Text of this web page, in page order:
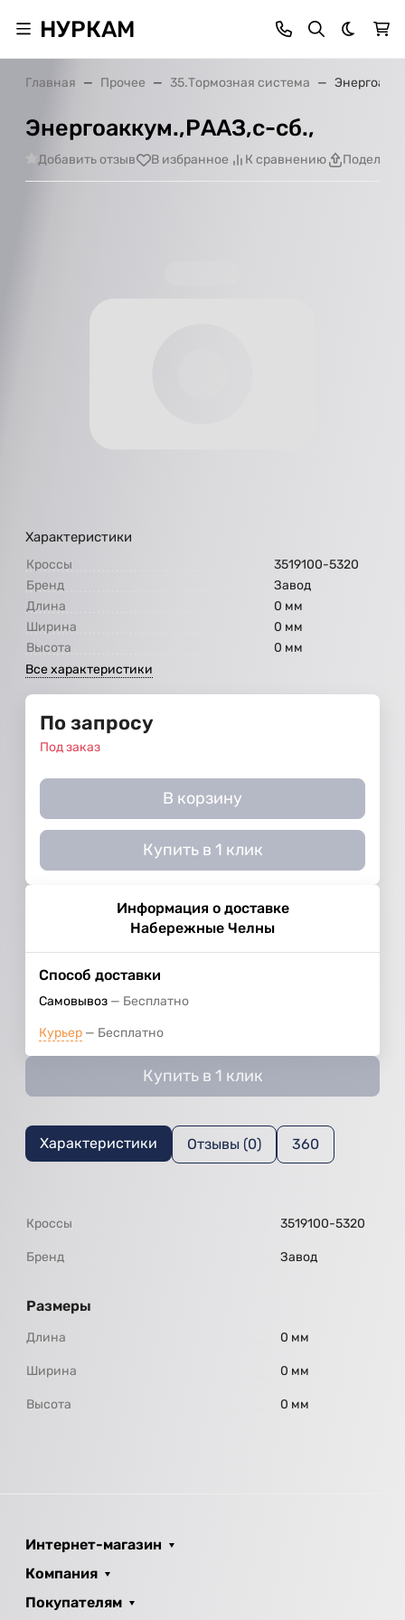
НУРКАМ Темная
Главная Прочее 35.Тормозная система
Энергоаккум.,РААЗ,с-сб.,
Добавить отзыв В избранное К сравнению
Характеристики
Кроссы
3519100-5320
Бренд
Завод
Длина
0 мм
Ширина
0 мм
Высота
0 мм
Все характеристики
По запросу
Под заказ
В корзину
Купить в 1 клик
Информация о доставке
Набережные Челны
Способ доставки
Самовывоз Бесплатно
Курьер Бесплатно
Купить в 1 клик
Характеристики Отзывы (0) 360
Кроссы 3519100-5320
Бренд Завод
Размеры
Длина 0 мм
Ширина 0 мм
Высота 0 мм
Интернет-магазин
Компания
Покупателям